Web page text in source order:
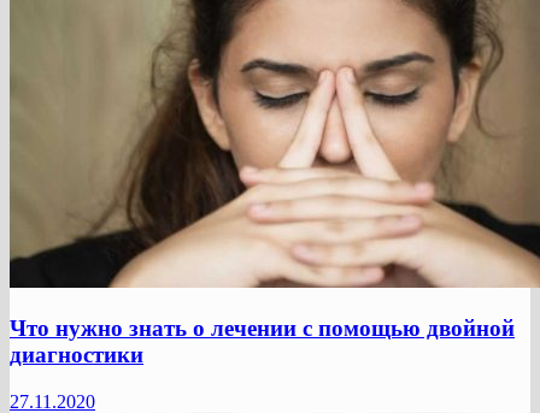
Что нужно знать о лечении с помощью двойной
диагностики
27.11.2020